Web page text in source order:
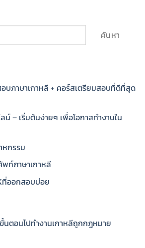
ค้นหา
อบภาษาเกาหลี + คอร์สเตรียมสอบที่ดีที่สุด
น์ – เริ่มต้นง่ายๆ เพื่อโอกาสทำงานใน
หกรรม
ท์ภาษาเกาหลี
ที่ออกสอบบ่อย
ขั้นตอนไปทํางานเกาหลีถูกกฎหมาย